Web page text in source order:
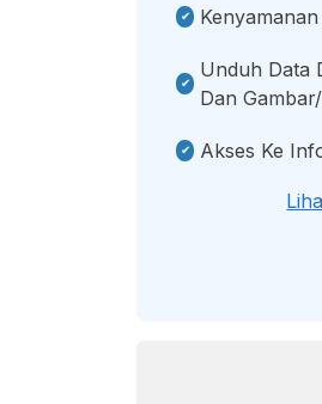
Unduh Data
Dan
Akses Ke